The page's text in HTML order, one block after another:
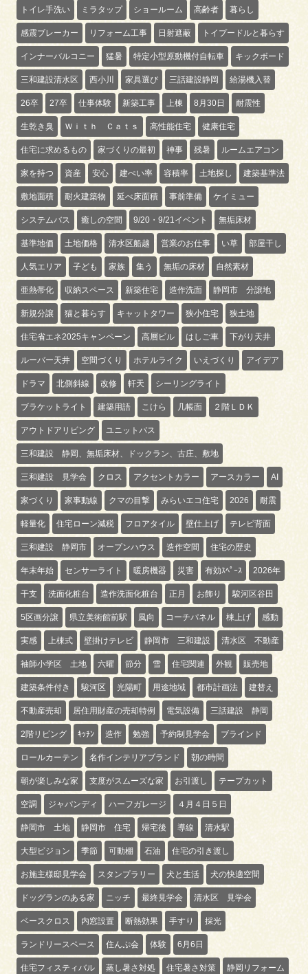
トイレ手洗い ミラタップ ショールーム 高齢者 暮らし
感震ブレーカー リフォーム工事 日射遮蔽 トイプードルと暮らす
インナーバルコニー 猛暑 特定小型原動機付自転車 キックボード
三和建設清水区 西小川 家具選び 三話建設静岡 給湯機入替
26卒 27卒 仕事体験 新築工事 上棟 8月30日 耐震性
生乾き臭 Ｗｉｔｈ Ｃａｔｓ 高性能住宅 健康住宅
住宅に求めるもの 家づくりの最初 神事 残暑 ルームエアコン
家を持つ 資産 安心 建ぺい率 容積率 土地探し 建築基準法
敷地面積 耐火建築物 延べ床面積 事前準備 ケイミュー
システムバス 癒しの空間 9/20・9/21イベント 無垢床材
基準地価 土地価格 清水区船越 営業のお仕事 い草 部屋干し
人気エリア 子ども 家族 集う 無垢の床材 自然素材
亜熱帯化 収納スペース 新築住宅 造作洗面 静岡市 分譲地
新規分譲 猫と暮らす キャットタワー 狭小住宅 狭土地
住宅省エネ2025キャンペーン 高層ビル はしご車 下がり天井
ルーバー天井 空間づくり ホテルライク いえづくり アイデア
ドラマ 北側斜線 改修 軒天 シーリングライト
ブラケットライト 建築用語 こけら 几帳面 ２階ＬＤＫ
アウトドアリビング ユニットバス
三和建設 静岡、無垢床材、ドックラン、古庄、敷地
三和建設 見学会 クロス アクセントカラー アースカラー AI
家づくり 家事動線 クマの目撃 みらいエコ住宅 2026 耐震
軽量化 住宅ローン減税 フロアタイル 壁仕上げ テレビ背面
三和建設 静岡市 オープンハウス 造作空間 住宅の歴史
年末年始 センサーライト 暖房機器 災害 有効ｽﾍﾟｰｽ 2026年
干支 洗面化粧台 造作洗面化粧台 正月 お飾り 駿河区谷田
5区画分譲 県立美術館前駅 風向 コーチパネル 棟上げ 感動
実感 上棟式 壁掛けテレビ 静岡市 三和建設 清水区 不動産
袖師小学区 土地 六曜 節分 雪 住宅関連 外観 販売地
建築条件付き 駿河区 光陽町 用途地域 都市計画法 建替え
不動産売却 居住用財産の売却特例 電気設備 三話建設 静岡
2階リビング ｷｯﾁﾝ 造作 勉強 予約制見学会 ブラインド
ロールカーテン 名作インテリアブランド 朝の時間
朝が楽しみな家 支度がスムーズな家 お引渡し テープカット
空調 ジャパンディ ハーフガレージ ４月４日５日
静岡市 土地 静岡市 住宅 帰宅後 導線 清水駅
大型ビジョン 季節 可動棚 石油 住宅の引き渡し
お施主様邸見学会 スタンプラリー 犬と生活 犬の快適空間
ドッグランのある家 ニッチ 最終見学会 清水区 見学会
ベースクロス 内窓設置 断熱効果 手すり 採光
ランドリースペース 住んぷ会 体験 6月6日
住宅フィスティバル 蒸し暑さ対処 住宅暑さ対策 静岡リフォーム